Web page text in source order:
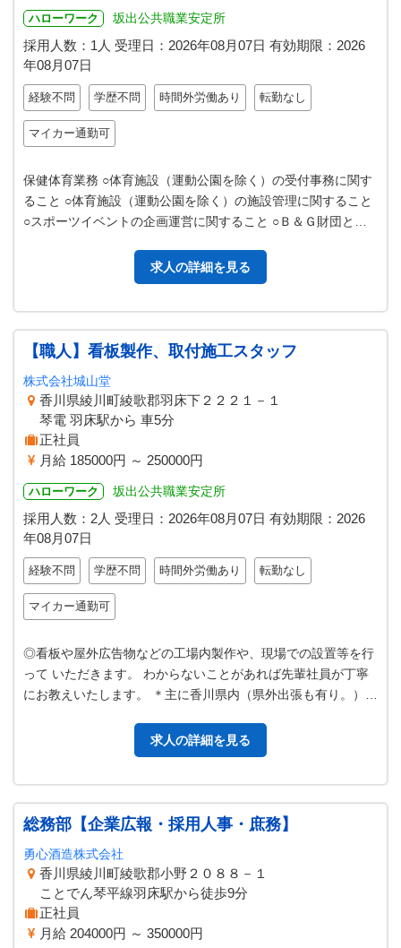
ハローワーク 坂出公共職業安定所
採用人数：1人 受理日： 2026年08月07日 有効期限： 2026
年08月07日
経験不問 学歴不問 時間外労働あり 転勤なし
マイカー通勤可
保健体育業務 ○体育施設（運動公園を除く）の受付事務に関す
ること ○体育施設（運動公園を除く）の施設管理に関すること
○スポーツイベントの企画運営に関すること ○Ｂ＆Ｇ財団との
求人の詳細を見る
【職人】看板製作、取付施工スタッフ
株式会社城山堂
香川県綾川町綾歌郡羽床下２２２１－１
琴電 羽床駅から 車5分
正社員
月給 185000円 ～ 250000円
ハローワーク 坂出公共職業安定所
採用人数：2人 受理日： 2026年08月07日 有効期限： 2026
年08月07日
経験不問 学歴不問 時間外労働あり 転勤なし
マイカー通勤可
◎看板や屋外広告物などの工場内製作や、現場での設置等を行
って いただきます。 わからないことがあれば先輩社員が丁寧
にお教えいたします。 ＊主に香川県内（県外出張も有り。）
求人の詳細を見る
総務部【企業広報・採用人事・庶務】
勇心酒造株式会社
香川県綾川町綾歌郡小野２０８８－１
ことでん琴平線羽床駅から徒歩9分
正社員
月給 204000円 ～ 350000円